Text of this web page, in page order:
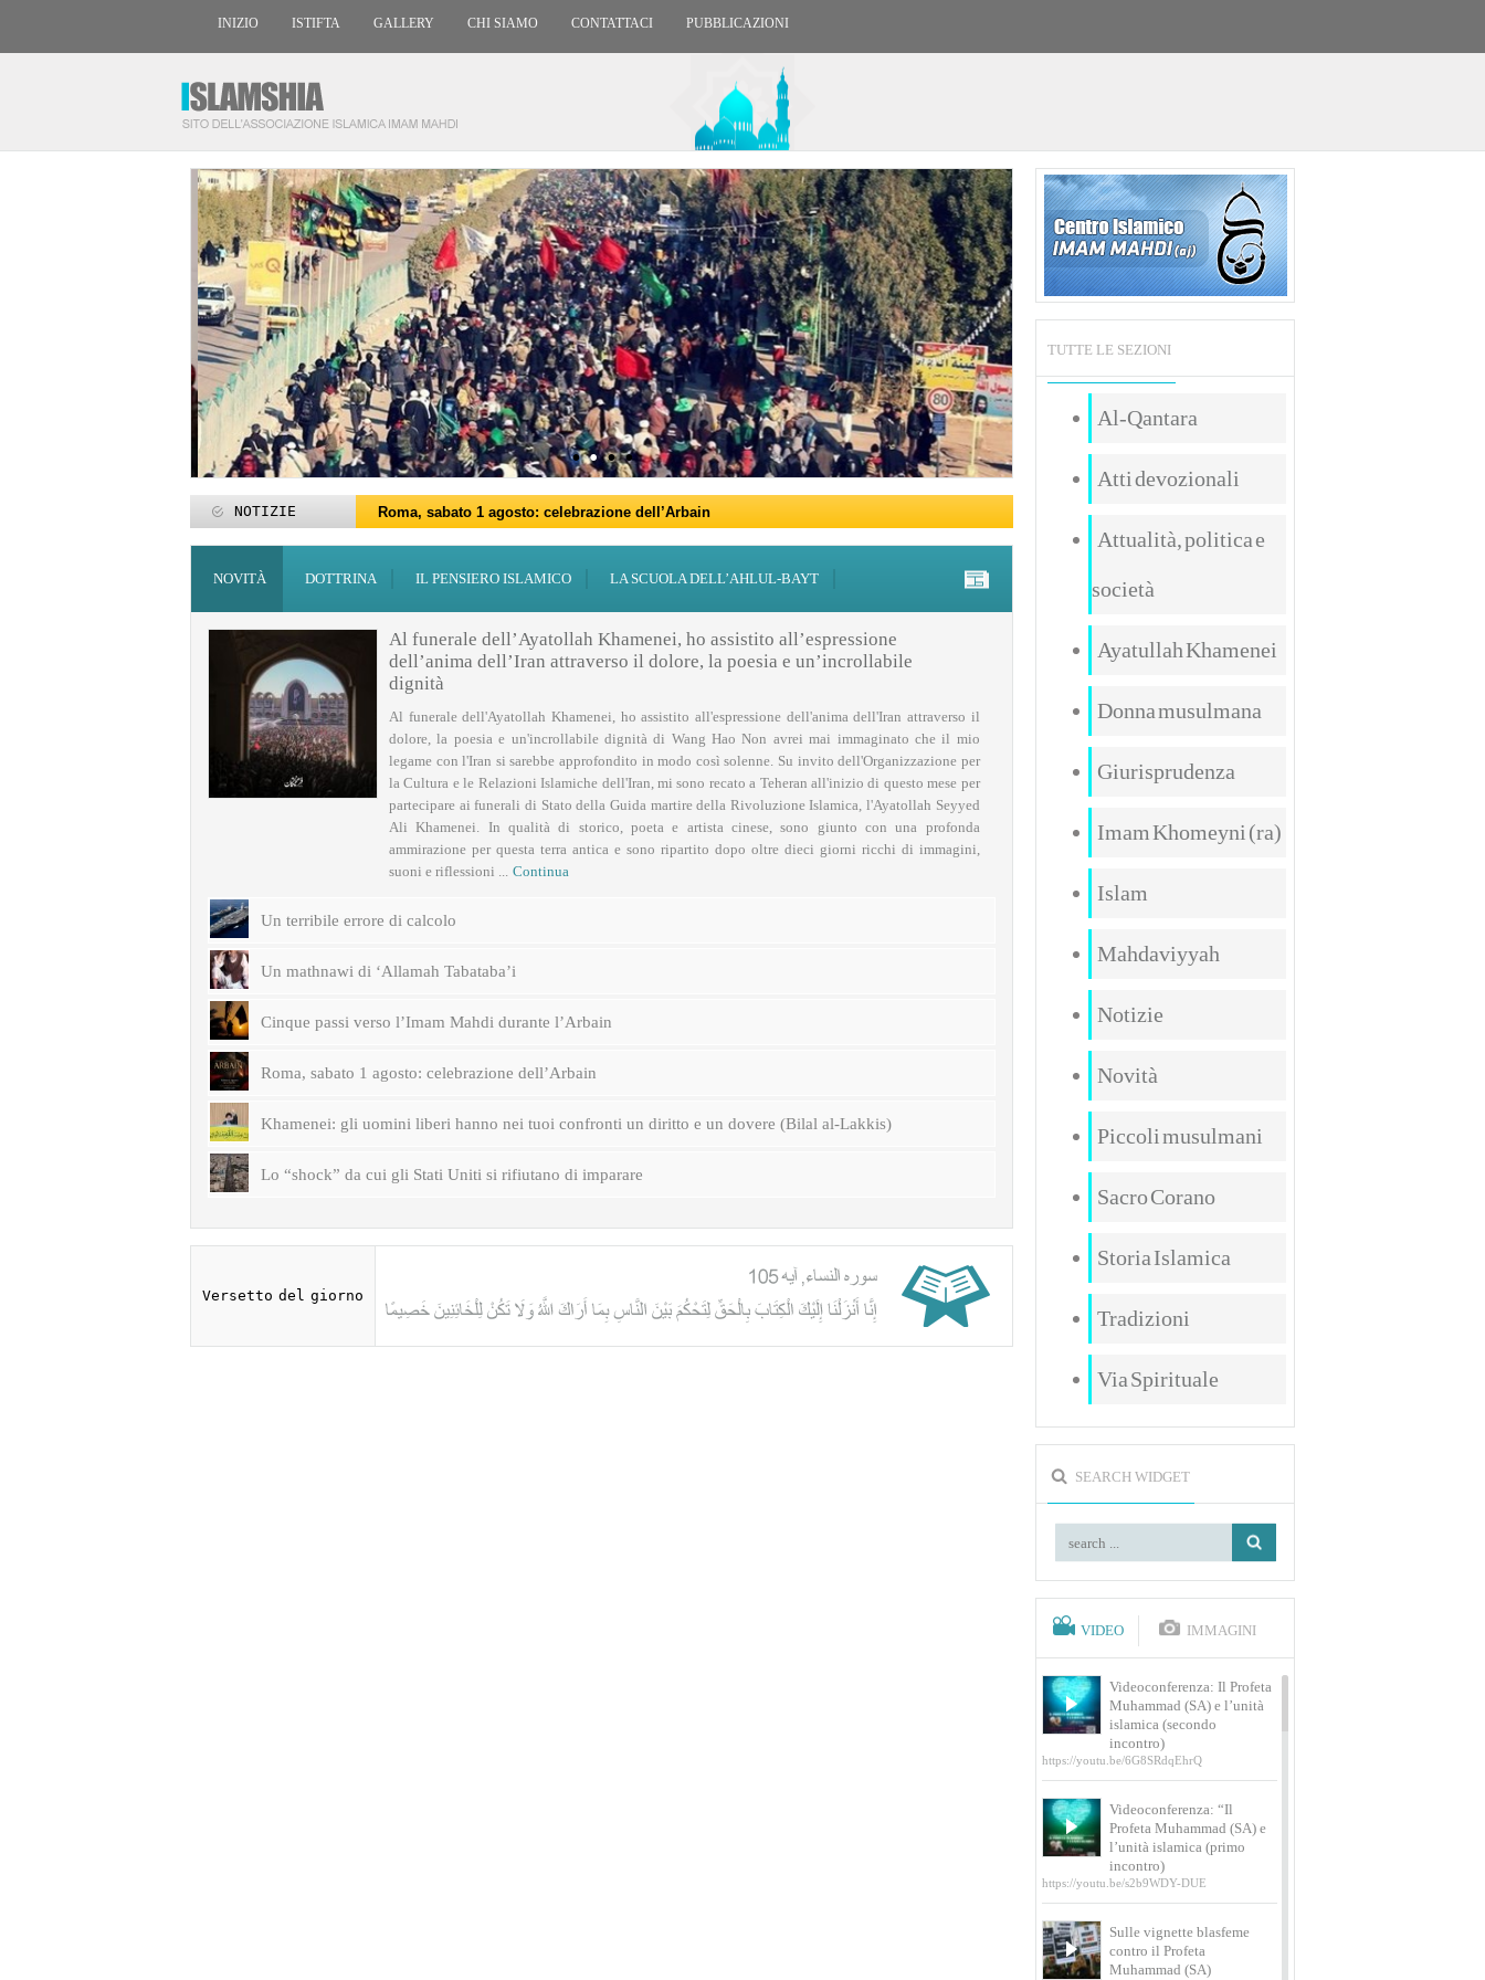
INIZIO ISTIFTA GALLERY CHI SIAMO CONTATTACI PUBBLICAZIONI
NOTIZIE
Roma, sabato 1 agosto: celebrazione dell’Arbain
Roma, 15-25 giugno: programmi per il mese di Muharram
Roma, sabato 6 giugno: Eid al-Ghadir
27 maggio: Eid al-Adha (Festa del Sacrificio)
‘Id al-Fitr sarà sabato 21 marzo
ZAKATUL-FITR 1447 – 2026
Programmi per la notte di Qadr a Roma
I programmi del Centro Islamico Imam Mahdi di Roma per il Ramadan
Domani giovedì 19 febbraio primo giorno di Ramadan
Roma, sabato 14 febbraio: docufilm “Rivoluzione”
NOVITÀ
DOTTRINA IL PENSIERO ISLAMICO LA SCUOLA DELL’AHLUL-BAYT
Al funerale dell’Ayatollah Khamenei, ho assistito all’espressione
dell’anima dell’Iran attraverso il dolore, la poesia e un’incrollabile
dignità
Al funerale dell'Ayatollah Khamenei, ho assistito all'espressione dell'anima dell'Iran attraverso il
dolore, la poesia e un'incrollabile dignità di Wang Hao Non avrei mai immaginato che il mio
legame con l'Iran si sarebbe approfondito in modo così solenne. Su invito dell'Organizzazione per
la Cultura e le Relazioni Islamiche dell'Iran, mi sono recato a Teheran all'inizio di questo mese per
partecipare ai funerali di Stato della Guida martire della Rivoluzione Islamica, l'Ayatollah Seyyed
Ali Khamenei. In qualità di storico, poeta e artista cinese, sono giunto con una profonda
ammirazione per questa terra antica e sono ripartito dopo oltre dieci giorni ricchi di immagini,
suoni e riflessioni ...
Continua
Un terribile errore di calcolo
Un mathnawi di ‘Allamah Tabataba’i
Cinque passi verso l’Imam Mahdi durante l’Arbain
Roma, sabato 1 agosto: celebrazione dell’Arbain
Khamenei: gli uomini liberi hanno nei tuoi confronti un diritto e un dovere (Bilal al-Lakkis)
Lo “shock” da cui gli Stati Uniti si rifiutano di imparare
Versetto del giorno
TUTTE LE SEZIONI
Al-Qantara
Atti devozionali
Attualità, politica e
società
Ayatullah Khamenei
Donna musulmana
Giurisprudenza
Imam Khomeyni (ra)
Islam
Mahdaviyyah
Notizie
Novità
Piccoli musulmani
Sacro Corano
Storia Islamica
Tradizioni
Via Spirituale
SEARCH WIDGET
VIDEO IMMAGINI
Videoconferenza: Il Profeta
Muhammad (SA) e l’unità
islamica (secondo
incontro)
https://youtu.be/6G8SRdqEhrQ
Videoconferenza: “Il
Profeta Muhammad (SA) e
l’unità islamica (primo
incontro)
https://youtu.be/s2b9WDY-DUE
Sulle vignette blasfeme
contro il Profeta
Muhammad (SA)